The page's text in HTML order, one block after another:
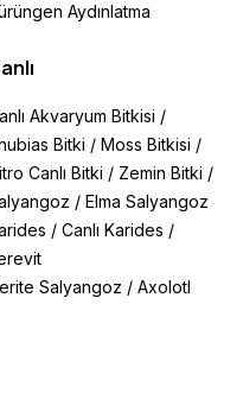
Aydınlatma
Akvaryum Bitkisi /
Bitki / Moss Bitkisi /
Canlı Bitki / Zemin Bitki /
/ Elma Salyangoz
/ Canlı Karides /
Salyangoz / Axolotl